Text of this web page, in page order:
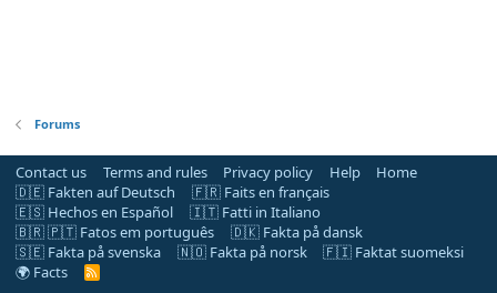
Forums
Contact us Terms and rules Privacy policy Help
Home
🇩🇪 Fakten auf Deutsch
🇫🇷 Faits en français
🇪🇸 Hechos en Español
🇮🇹 Fatti in Italiano
🇧🇷 🇵🇹 Fatos em português
🇩🇰 Fakta på dansk
🇸🇪 Fakta på svenska
🇳🇴 Fakta på norsk
🇫🇮 Faktat suomeksi
🌍 Facts
R